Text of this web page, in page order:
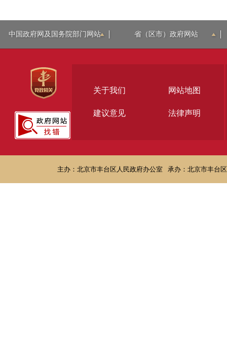
中国政府网及国务院部门网站 省（区市）政府网站
关于我们 网站地图
建议意见 法律声明
主办：北京市丰台区人民政府办公室 承办：北京市丰台